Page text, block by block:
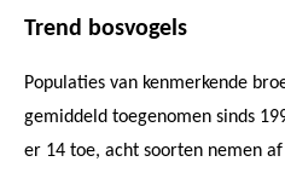
Trend bosvogels
Populaties van kenmerkende
gemiddeld toegenomen sinds
er 14 toe, acht soorten nemen